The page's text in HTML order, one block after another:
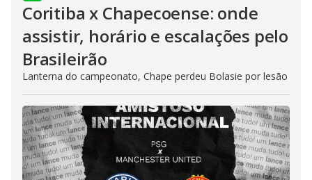
Coritiba x Chapecoense: onde
assistir, horário e escalações pelo
Brasileirão
Lanterna do campeonato, Chape perdeu Bolasie por lesão